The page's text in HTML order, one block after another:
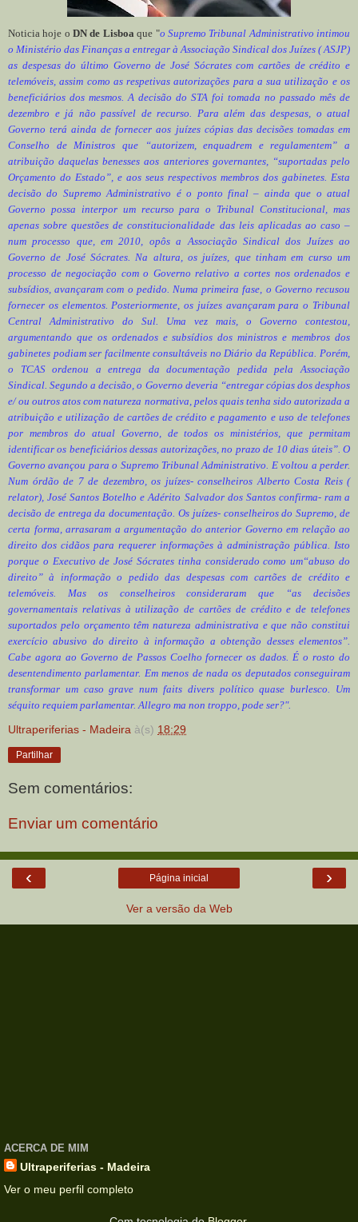
Noticia hoje oDN de Lisboa que "o Supremo Tribunal Administrativo intimou
o Ministério das Finanças a entregar à Associação Sindical dos Juízes ( ASJP)
as despesas do último Governo de José Sócrates com cartões de crédito e
telemóveis, assim como as respetivas autorizações para a sua utilização e os
beneficiários dos mesmos. A decisão do STA foi tomada no passado mês de
dezembro e já não passível de recurso. Para além das despesas, o atual
Governo terá ainda de fornecer aos juízes cópias das decisões tomadas em
Conselho de Ministros que “autorizem, enquadrem e regulamentem” a
atribuição daquelas benesses aos anteriores governantes, “suportadas pelo
Orçamento do Estado”, e aos seus respectivos membros dos gabinetes. Esta
decisão do Supremo Administrativo é o ponto final – ainda que o atual
Governo possa interpor um recurso para o Tribunal Constitucional, mas
apenas sobre questões de constitucionalidade das leis aplicadas ao caso –
num processo que, em 2010, opôs a Associação Sindical dos Juízes ao
Governo de José Sócrates. Na altura, os juízes, que tinham em curso um
processo de negociação com o Governo relativo a cortes nos ordenados e
subsídios, avançaram com o pedido. Numa primeira fase, o Governo recusou
fornecer os elementos. Posteriormente, os juízes avançaram para o Tribunal
Central Administrativo do Sul. Uma vez mais, o Governo contestou,
argumentando que os ordenados e subsídios dos ministros e membros dos
gabinetes podiam ser facilmente consultáveis no Diário da República. Porém,
o TCAS ordenou a entrega da documentação pedida pela Associação
Sindical. Segundo a decisão, o Governo deveria “entregar cópias dos desphos
e/ ou outros atos com natureza normativa, pelos quais tenha sido autorizada a
atribuição e utilização de cartões de crédito e pagamento e uso de telefones
por membros do atual Governo, de todos os ministérios, que permitam
identificar os beneficiários dessas autorizações, no prazo de 10 dias úteis”. O
Governo avançou para o Supremo Tribunal Administrativo. E voltou a perder.
Num órdão de 7 de dezembro, os juízes- conselheiros Alberto Costa Reis (
relator), José Santos Botelho e Adérito Salvador dos Santos confirma- ram a
decisão de entrega da documentação. Os juízes- conselheiros do Supremo, de
certa forma, arrasaram a argumentação do anterior Governo em relação ao
direito dos cidãos para requerer informações à administração pública. Isto
porque o Executivo de José Sócrates tinha considerado como um“abuso do
direito” à informação o pedido das despesas com cartões de crédito e
telemóveis. Mas os conselheiros consideraram que “as decisões
governamentais relativas à utilização de cartões de crédito e de telefones
suportados pelo orçamento têm natureza administrativa e que não constitui
exercício abusivo do direito à informação a obtenção desses elementos”.
Cabe agora ao Governo de Passos Coelho fornecer os dados. É o rosto do
desentendimento parlamentar. Em menos de nada os deputados conseguiram
transformar um caso grave num faits divers político quase burlesco. Um
séquito requiem parlamentar. Allegro ma non troppo, pode ser?".
Ultraperiferias - Madeira à(s) 18:29
Partilhar
Sem comentários:
Enviar um comentário
‹ ›
Página inicial
Ver a versão da Web
ACERCA DE MIM
Ultraperiferias - Madeira
Ver o meu perfil completo